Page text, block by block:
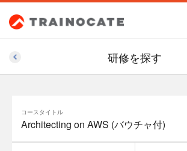
研修を探す
コースタイトル
Architecting on AWS (バウチャ付)